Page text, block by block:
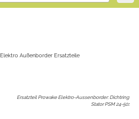
Elektro Außenborder Ersatzteile
Ersatzteil Prowake Elektro-Aussenborder: Dichtring
Stator PSM 24-50: